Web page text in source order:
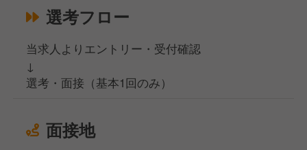
選考フロー
当求人よりエントリー・受付確認
↓
選考・面接（基本1回のみ）
面接地